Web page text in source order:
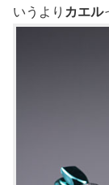
いうより カエル